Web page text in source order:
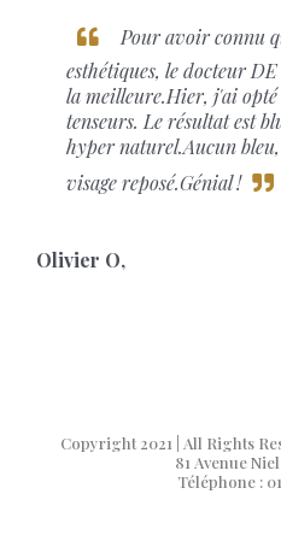
Pour avoir connu
esthétiques, le docteur
la meilleure.Hier, j'ai
tenseurs. Le résultat est
hyper naturel.Aucun
visage reposé.Génial !
Olivier O,
Copyright 2021 | All Rights
81 Avenue
Téléphone :